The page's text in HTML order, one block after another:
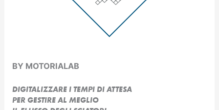
BY MOTORIALAB
DIGITALIZZARE I TEMPI DI ATTESA
PER GESTIRE AL MEGLIO